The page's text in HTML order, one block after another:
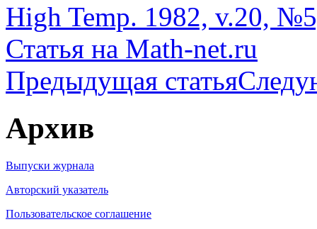
High Temp. 1982, v.20,
Статья на Math-net.ru
Предыдущая статья
Архив
Выпуски журнала
Авторский указатель
Пользовательское соглашение